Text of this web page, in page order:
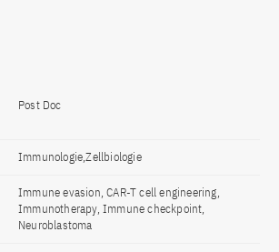
Post Doc
Immunologie,Zellbiologie
Immune evasion, CAR-T cell engineering,
Immunotherapy, Immune checkpoint,
Neuroblastoma